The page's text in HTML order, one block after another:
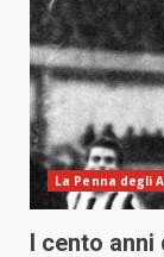
La Penna degli
I cento